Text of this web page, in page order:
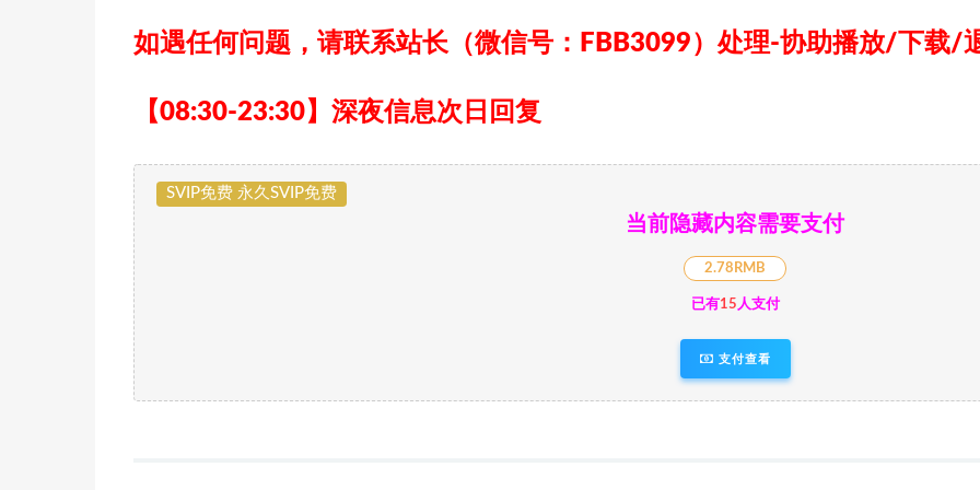
如遇任何问题，请联系站长（微信号：FBB3099） 处理-协助播放/下载/
【08:30-23:30】深夜信息次日回复
SVIP免费 永久SVIP免费
当前隐藏内容需要支付
2.78RMB
已有15人支付
支付查看